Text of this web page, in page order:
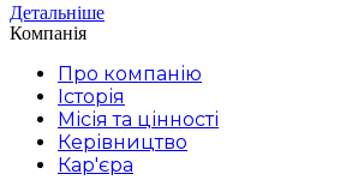
Детальніше
Компанія
Про компанію
Історія
Місія та цінності
Керівництво
Кар'єра